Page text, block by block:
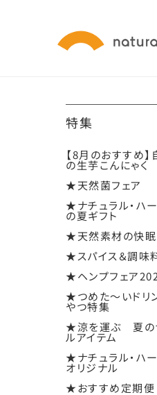
特集
【8月のおすすめ
の生芋こんにゃく
★天然菌フェア
★ナチュラル・ハ
の夏ギフト
★天然素材の快眠
★スパイス＆調味
★ヘンプフェア
★つめた～いドリ
やつ特集
★涼を運ぶ 夏の
ルアイテム
★ナチュラル・ハ
オリジナル
★おすすめ定期便